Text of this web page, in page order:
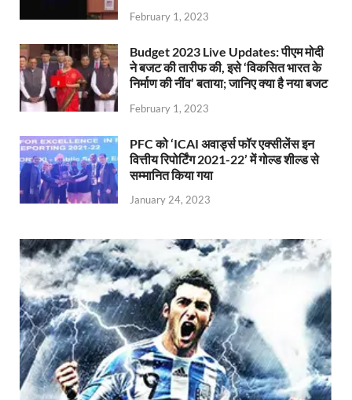
February 1, 2023
Budget 2023 Live Updates: पीएम मोदी
ने बजट की तारीफ की, इसे ‘विकसित भारत के
निर्माण की नींव’ बताया; जानिए क्या है नया बजट
February 1, 2023
PFC को ‘ICAI अवार्ड्स फॉर एक्सीलेंस इन
वित्तीय रिपोर्टिंग 2021-22’ में गोल्ड शील्ड से
सम्मानित किया गया
January 24, 2023